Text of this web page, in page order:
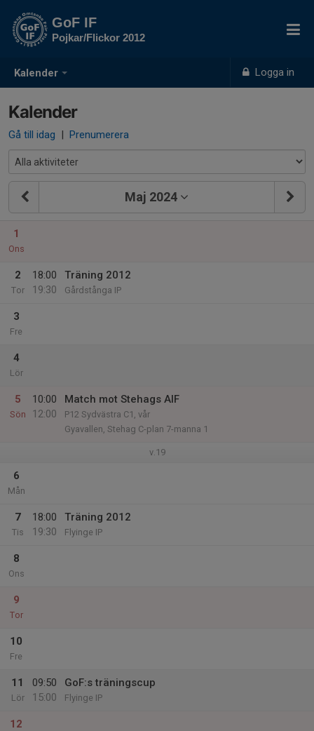
Kalender Logga in
GoF IF
Pojkar/Flickor 2012
Kalender
Gå till idag | Prenumerera
Maj 2024
1
Ons
2
Tor
18:00
19:30
Träning 2012
Gårdstånga IP
3
Fre
4
Lör
5
Sön
10:00
12:00
Match mot Stehags AIF
P12 Sydvästra C1, vår
Gyavallen, Stehag C-plan 7-manna 1
v.19
6
Mån
7
Tis
18:00
19:30
Träning 2012
Flyinge IP
8
Ons
9
Tor
10
Fre
11
Lör
09:50
15:00
GoF:s träningscup
Flyinge IP
12